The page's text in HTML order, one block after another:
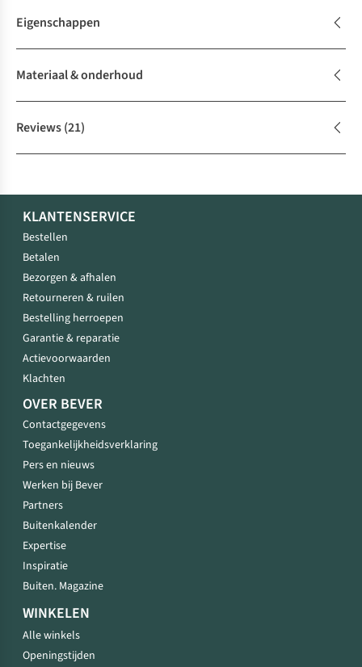
Eigenschappen
Materiaal & onderhoud
Reviews(21)
KLANTENSERVICE
Bestellen
Betalen
Bezorgen & afhalen
Retourneren & ruilen
Bestelling herroepen
Garantie & reparatie
Actievoorwaarden
Klachten
OVER BEVER
Contactgegevens
Toegankelijkheidsverklaring
Pers en nieuws
Werken bij Bever
Partners
Buitenkalender
Expertise
Inspiratie
Buiten. Magazine
WINKELEN
Alle winkels
Openingstijden